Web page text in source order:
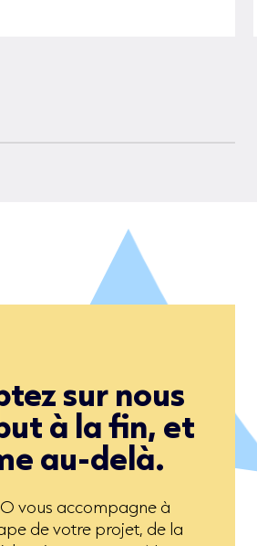
sur nous
à la fin, et
au-delà.
vous accompagne à
de votre projet, de la